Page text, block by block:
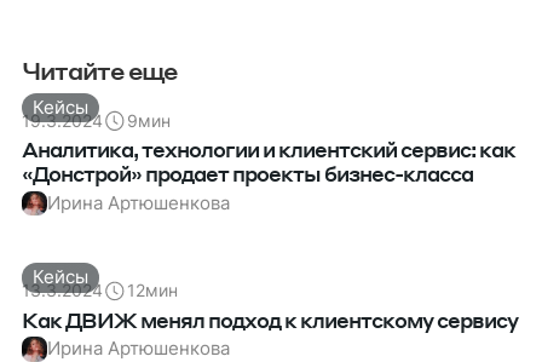
Читайте еще
19.3.2024 9мин
Аналитика, технологии и клиентский сервис: как
«Донстрой» продает проекты бизнес-класса
Ирина Артюшенкова
Кейсы
13.3.2024 12мин
Как ДВИЖ менял подход к клиентскому сервису
Ирина Артюшенкова
Кейсы